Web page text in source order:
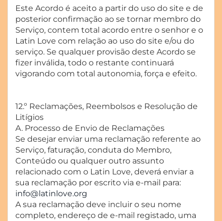
Este Acordo é aceito a partir do uso do site e de
posterior confirmação ao se tornar membro do
Serviço, contem total acordo entre o senhor e o
Latin Love com relação ao uso do site e/ou do
serviço. Se qualquer provisão deste Acordo se
fizer inválida, todo o restante continuará
vigorando com total autonomia, força e efeito.
12.º Reclamações, Reembolsos e Resolução de
Litígios
A. Processo de Envio de Reclamações
Se desejar enviar uma reclamação referente ao
Serviço, faturação, conduta do Membro,
Conteúdo ou qualquer outro assunto
relacionado com o Latin Love, deverá enviar a
sua reclamação por escrito via e-mail para:
info@latinlove.org
A sua reclamação deve incluir o seu nome
completo, endereço de e-mail registado, uma